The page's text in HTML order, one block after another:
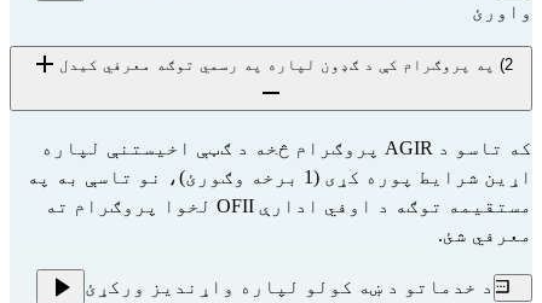
واورئ
2) په پروګرام کې د ګډون لپاره په رسمي توګه معرفي کیدل
که تاسو د AGIR پروګرام څخه د ګټې اخیستنې لپاره
اړین شرایط پوره کړی (1 برخه وګورئ)، نو تاسې به په
مستقیمه توګه د اوفي ادارې OFII لخوا پروګرام ته
معرفي شئ.
د خدماتو د ښه کولو لپاره واړندیز ورکړئ